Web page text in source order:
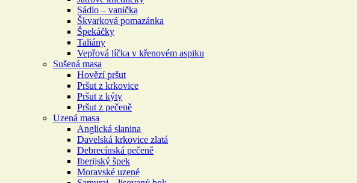
Sádlo – vanička
Škvarková pomazánka
Špekáčky
Taliány
Vepřová líčka v křenovém aspiku
Sušená masa
Hovězí pršut
Pršut z krkovice
Pršut z kýty
Pršut z pečeně
Uzená masa
Anglická slanina
Davelská krkovice zlatá
Debrecínská pečeně
Iberijský špek
Moravské uzené